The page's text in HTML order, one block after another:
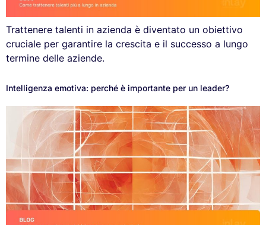
Trattenere talenti in azienda è diventato un obiettivo
cruciale per garantire la crescita e il successo a lungo
termine delle aziende.
Intelligenza emotiva: perché è importante per un leader?